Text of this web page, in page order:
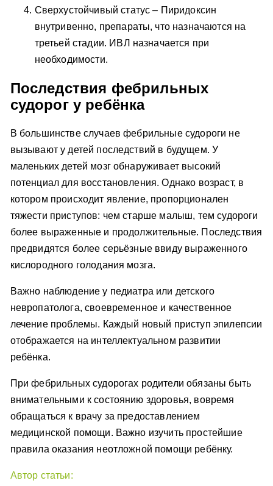
Сверхустойчивый статус – Пиридоксин
внутривенно, препараты, что назначаются на
третьей стадии. ИВЛ назначается при
необходимости.
Последствия фебрильных
судорог у ребёнка
В большинстве случаев фебрильные судороги не
вызывают у детей последствий в будущем. У
маленьких детей мозг обнаруживает высокий
потенциал для восстановления. Однако возраст, в
котором происходит явление, пропорционален
тяжести приступов: чем старше малыш, тем судороги
более выраженные и продолжительные. Последствия
предвидятся более серьёзные ввиду выраженного
кислородного голодания мозга.
Важно наблюдение у педиатра или детского
невропатолога, своевременное и качественное
лечение проблемы. Каждый новый приступ эпилепсии
отображается на интеллектуальном развитии
ребёнка.
При фебрильных судорогах родители обязаны быть
внимательными к состоянию здоровья, вовремя
обращаться к врачу за предоставлением
медицинской помощи. Важно изучить простейшие
правила оказания неотложной помощи ребёнку.
Автор статьи: